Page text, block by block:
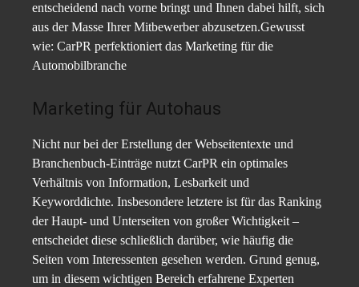
entscheidend nach vorne bringt und Ihnen dabei hilft, sich
aus der Masse Ihrer Mitbewerber abzusetzen.Gewusst
wie: CarPR perfektioniert das Marketing für die
Automobilbranche
Marketing für Autohaus
Nicht nur bei der Erstellung der Webseitentexte und
Branchenbuch-Einträge nutzt CarPR ein optimales
Verhältnis von Information, Lesbarkeit und
Keyworddichte. Insbesondere letztere ist für das Ranking
der Haupt- und Unterseiten von großer Wichtigkeit –
entscheidet diese schließlich darüber, wie häufig die
Seiten vom Interessenten gesehen werden. Grund genug,
um in diesem wichtigen Bereich erfahrene Experten